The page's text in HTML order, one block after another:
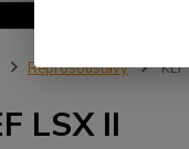
Reprosoustavy KEF
LSX II